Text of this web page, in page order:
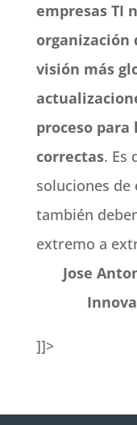
empresas TI
organización
visión más
proceso para
correctas. Es
soluciones
también
extremo a
Jose
]]>